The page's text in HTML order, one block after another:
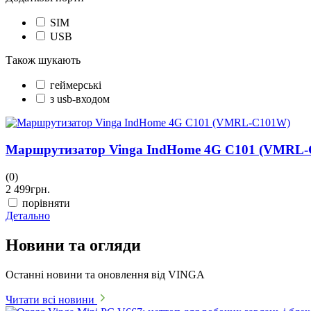
SIM
USB
Також шукають
геймерські
з usb-входом
Маршрутизатор Vinga IndHome 4G C101 (VMRL-
(0)
2 499грн.
порівняти
Детально
Новини та огляди
Останні новини та оновлення від VINGA
Читати всі новини